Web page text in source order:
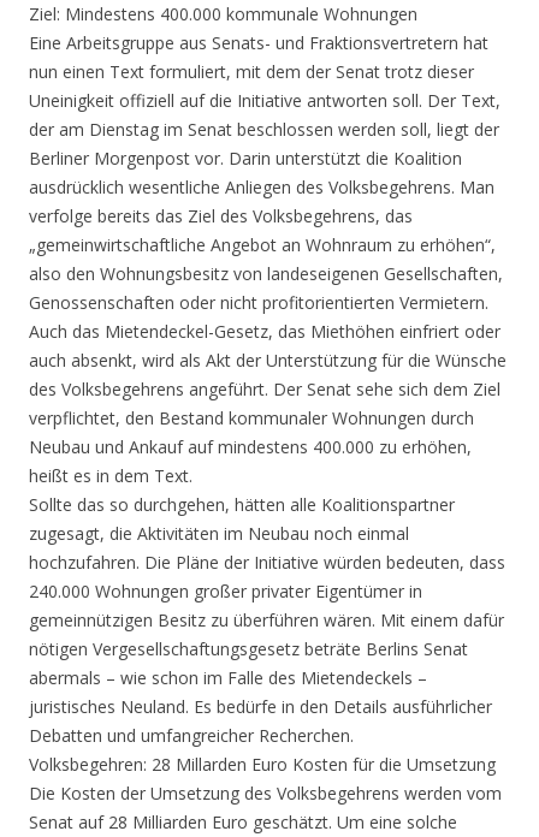
Ziel: Mindestens 400.000 kommunale Wohnungen
Eine Arbeitsgruppe aus Senats- und Fraktionsvertretern hat
nun einen Text formuliert, mit dem der Senat trotz dieser
Uneinigkeit offiziell auf die Initiative antworten soll. Der Text,
der am Dienstag im Senat beschlossen werden soll, liegt der
Berliner Morgenpost vor. Darin unterstützt die Koalition
ausdrücklich wesentliche Anliegen des Volksbegehrens. Man
verfolge bereits das Ziel des Volksbegehrens, das
„gemeinwirtschaftliche Angebot an Wohnraum zu erhöhen“,
also den Wohnungsbesitz von landeseigenen Gesellschaften,
Genossenschaften oder nicht profitorientierten Vermietern.
Auch das Mietendeckel-Gesetz, das Miethöhen einfriert oder
auch absenkt, wird als Akt der Unterstützung für die Wünsche
des Volksbegehrens angeführt. Der Senat sehe sich dem Ziel
verpflichtet, den Bestand kommunaler Wohnungen durch
Neubau und Ankauf auf mindestens 400.000 zu erhöhen,
heißt es in dem Text.
Sollte das so durchgehen, hätten alle Koalitionspartner
zugesagt, die Aktivitäten im Neubau noch einmal
hochzufahren. Die Pläne der Initiative würden bedeuten, dass
240.000 Wohnungen großer privater Eigentümer in
gemeinnützigen Besitz zu überführen wären. Mit einem dafür
nötigen Vergesellschaftungsgesetz beträte Berlins Senat
abermals – wie schon im Falle des Mietendeckels –
juristisches Neuland. Es bedürfe in den Details ausführlicher
Debatten und umfangreicher Recherchen.
Volksbegehren: 28 Millarden Euro Kosten für die Umsetzung
Die Kosten der Umsetzung des Volksbegehrens werden vom
Senat auf 28 Milliarden Euro geschätzt. Um eine solche